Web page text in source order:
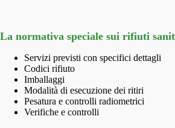
La normativa speciale sui rifiuti
Servizi previsti con specifici dettagli
Codici rifiuto
Imballaggi
Modalità di esecuzione dei ritiri
Pesatura e controlli radiometrici
Verifiche e controlli